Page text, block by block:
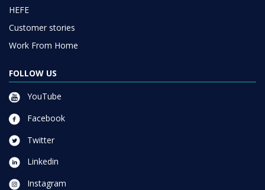
HEFE
Customer stories
Work From Home
FOLLOW US
YouTube
Facebook
Twitter
Linkedin
Instagram